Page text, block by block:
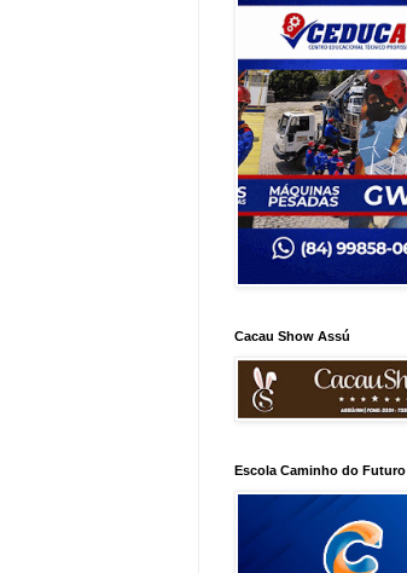
Cacau Show Assú
Escola Caminho do Futuro